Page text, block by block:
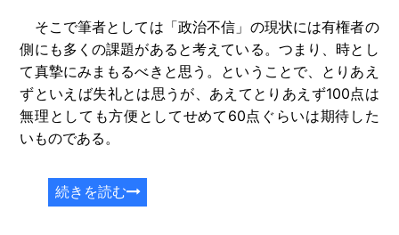
そこで筆者としては「政治不信」の現状には有権者の
側にも多くの課題があると考えている。つまり、時とし
て真摯にみまもるべきと思う。ということで、とりあえ
ずといえば失礼とは思うが、あえてとりあえず100点は
無理としても方便としてせめて60点ぐらいは期待した
いものである。
続きを読む